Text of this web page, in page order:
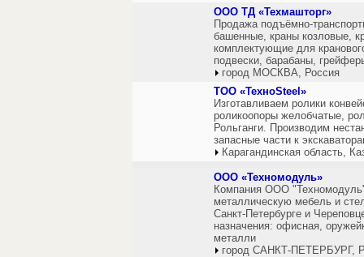
ООО ТД «Техмашторг»
Продажа подъёмно-
башенные, краны козловые,
комплектующие для
подвески, барабаны,
город МОСКВА, Россия
ТОО «ТехноSteel»
Изготавливаем ролики
роликоопоры желобчатые,
Рольганги. Производим
запасные части к
Карагандинская область,
ООО «Техномодуль»
Компания ООО
металлическую мебель и
Санкт-Петербурге и
назначения: офисная,
металли
город САНКТ-ПЕТЕРБУРГ,